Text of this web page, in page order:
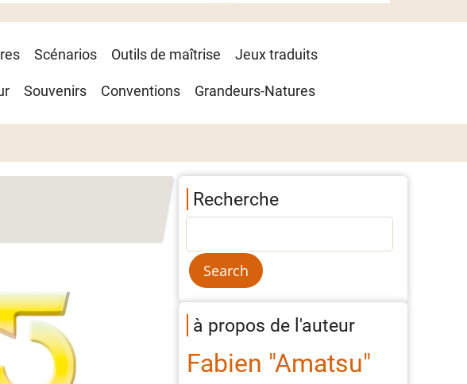
Scénarios Outils de maîtrise Jeux traduits
Souvenirs Conventions Grandeurs-Natures
Recherche
à propos de l'auteur
Fabien "Amatsu"